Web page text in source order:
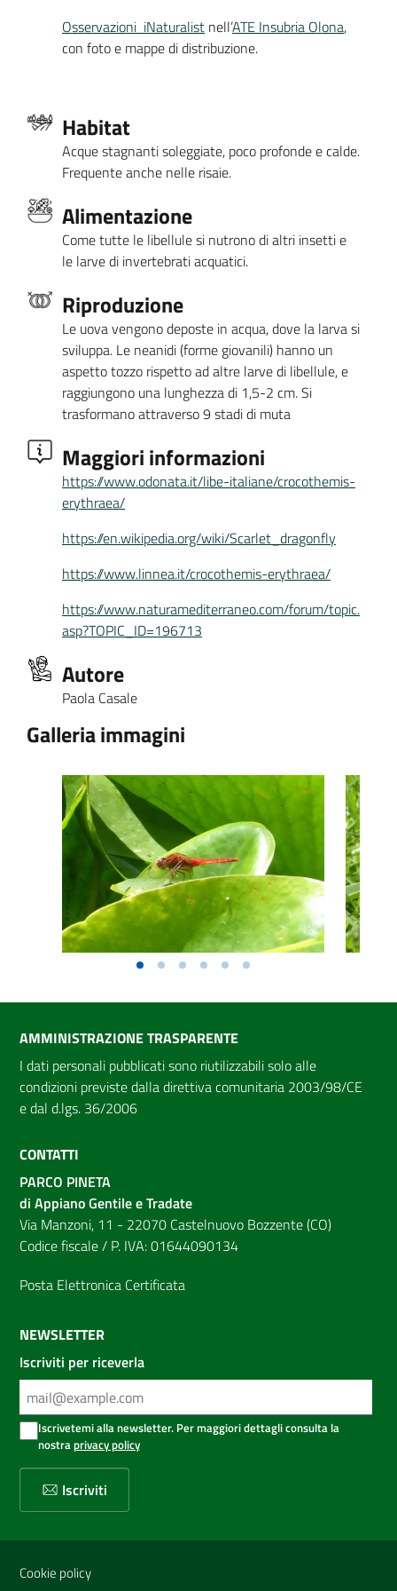
Osservazioni iNaturalist nell’ATE Insubria Olona,
con foto e mappe di distribuzione.
Habitat
Acque stagnanti soleggiate, poco profonde e calde.
Frequente anche nelle risaie.
Alimentazione
Come tutte le libellule si nutrono di altri insetti e
le larve di invertebrati acquatici.
Riproduzione
Le uova vengono deposte in acqua, dove la larva si
sviluppa. Le neanidi (forme giovanili) hanno un
aspetto tozzo rispetto ad altre larve di libellule, e
raggiungono una lunghezza di 1,5-2 cm. Si
trasformano attraverso 9 stadi di muta
Maggiori informazioni
https://www.odonata.it/libe-italiane/crocothemis-
erythraea/
https://en.wikipedia.org/wiki/Scarlet_dragonfly
https://www.linnea.it/crocothemis-erythraea/
https://www.naturamediterraneo.com/forum/topic.
asp?TOPIC_ID=196713
Autore
Paola Casale
Galleria immagini
AMMINISTRAZIONE TRASPARENTE
I dati personali pubblicati sono riutilizzabili solo alle
condizioni previste dalla direttiva comunitaria 2003/98/CE
e dal d.lgs. 36/2006
CONTATTI
PARCO PINETA
di Appiano Gentile e Tradate
Via Manzoni, 11 - 22070 Castelnuovo Bozzente (CO)
Codice fiscale / P. IVA: 01644090134
Posta Elettronica Certificata
NEWSLETTER
Iscriviti per riceverla
Iscrivetemi alla newsletter. Per maggiori dettagli consulta la
nostraprivacy policy
Iscriviti
Sezione Link Utili
Cookie policy